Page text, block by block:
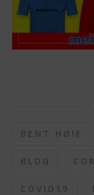
BENT HØIE
BLOG
COVID19